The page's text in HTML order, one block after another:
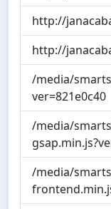
http://
http://
/media/
ver=821e0c40
/media/
/media/